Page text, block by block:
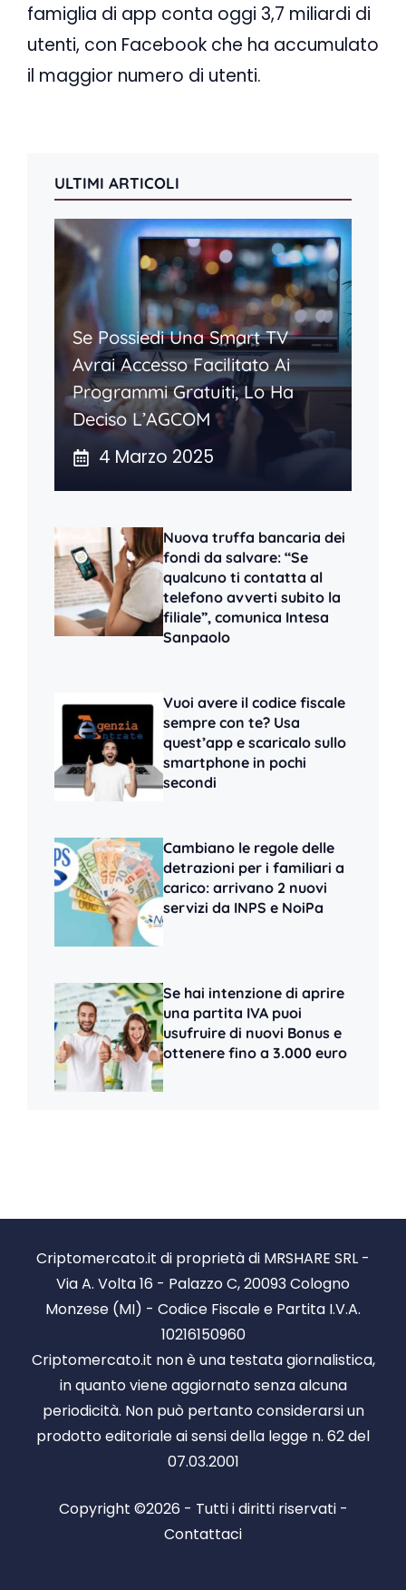
famiglia di app conta oggi 3,7 miliardi di
utenti, con Facebook che ha accumulato
il maggior numero di utenti.
ULTIMI ARTICOLI
Se Possiedi Una Smart TV
Avrai Accesso Facilitato Ai
Programmi Gratuiti, Lo Ha
Deciso L’AGCOM
4 Marzo 2025
Nuova truffa bancaria dei
fondi da salvare: “Se
qualcuno ti contatta al
telefono avverti subito la
filiale”, comunica Intesa
Sanpaolo
Vuoi avere il codice fiscale
sempre con te? Usa
quest’app e scaricalo sullo
smartphone in pochi
secondi
Cambiano le regole delle
detrazioni per i familiari a
carico: arrivano 2 nuovi
servizi da INPS e NoiPa
Se hai intenzione di aprire
una partita IVA puoi
usufruire di nuovi Bonus e
ottenere fino a 3.000 euro
Criptomercato.it di proprietà di MRSHARE SRL -
Via A. Volta 16 - Palazzo C, 20093 Cologno
Monzese (MI) - Codice Fiscale e Partita I.V.A.
10216150960
Criptomercato.it non è una testata giornalistica,
in quanto viene aggiornato senza alcuna
periodicità. Non può pertanto considerarsi un
prodotto editoriale ai sensi della legge n. 62 del
07.03.2001
Copyright ©2026 - Tutti i diritti riservati -
Contattaci